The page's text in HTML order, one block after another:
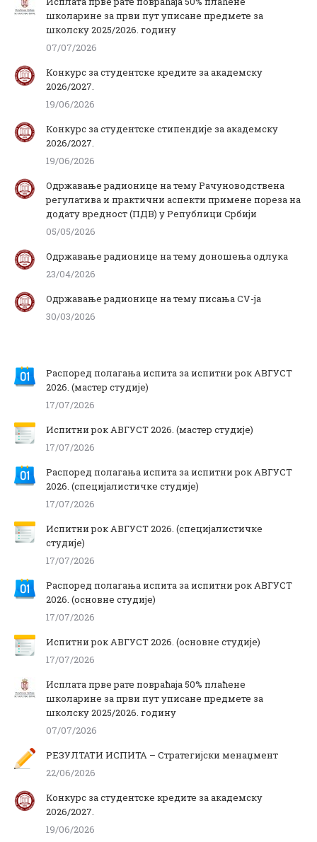
школарине за први пут уписане предмете за
школску 2025/2026. годину
07/07/2026
Конкурс за студентске кредите за академску
2026/2027.
19/06/2026
Конкурс за студентске стипендије за академску
2026/2027.
19/06/2026
Одржавање радионице на тему Рачуноводствена
регулатива и практични аспекти примене пореза на
додату вредност (ПДВ) у Републици Србији
05/05/2026
Одржавање радионице на тему доношења одлука
23/04/2026
Одржавање радионице на тему писања CV-ja
30/03/2026
Распоред полагања испита за испитни рок АВГУСТ
2026. (мастер студије)
17/07/2026
Испитни рок АВГУСТ 2026. (мастер студије)
17/07/2026
Распоред полагања испита за испитни рок АВГУСТ
2026. (специјалистичке студије)
17/07/2026
Испитни рок АВГУСТ 2026. (специјалистичке
студије)
17/07/2026
Распоред полагања испита за испитни рок АВГУСТ
2026. (основне студије)
17/07/2026
Испитни рок АВГУСТ 2026. (основне студије)
17/07/2026
Исплата прве рате повраћаја 50% плаћене
школарине за први пут уписане предмете за
школску 2025/2026. годину
07/07/2026
РЕЗУЛТАТИ ИСПИТА – Стратегијски менаџмент
22/06/2026
Конкурс за студентске кредите за академску
2026/2027.
19/06/2026